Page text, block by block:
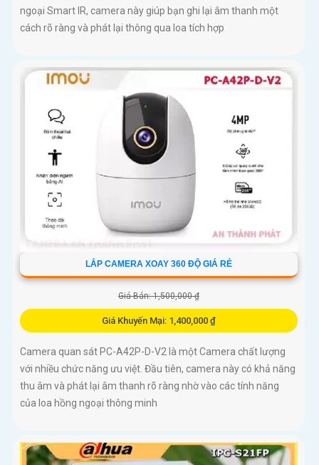
ngoại Smart IR, camera này giúp bạn ghi lại âm thanh một
cách rõ ràng và phát lại thông qua loa tích hợp
LẮP CAMERA XOAY 360 ĐỘ GIÁ RẺ
Giá Bán: 1,500,000 ₫
Giá Khuyến Mại: 1,400,000 ₫
Camera quan sát PC-A42P-D-V2 là một Camera chất lượng
với nhiều chức năng ưu việt. Đầu tiên, camera này có khả năng
thu âm và phát lại âm thanh rõ ràng nhờ vào các tính năng
của loa hồng ngoại thông minh